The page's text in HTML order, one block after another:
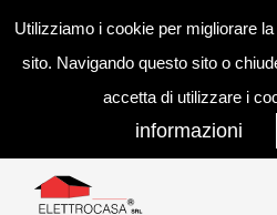
Utilizziamo i cookie per migliorare
sito. Navigando questo sito o
accetta di utilizzare i
informazioni